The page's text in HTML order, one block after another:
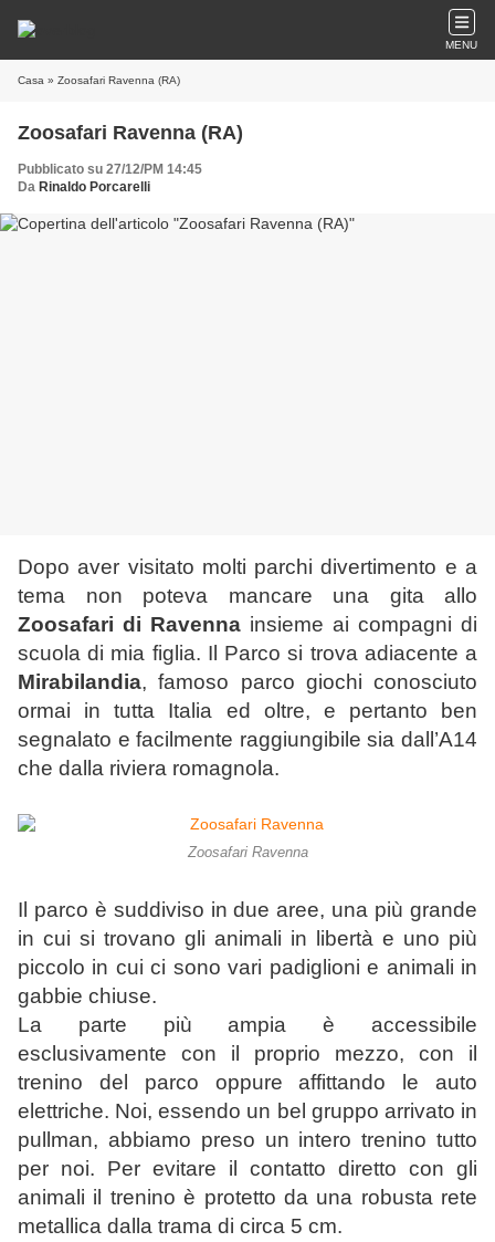
MENU
Casa » Zoosafari Ravenna (RA)
Zoosafari Ravenna (RA)
Pubblicato su 27/12/PM 14:45
Da Rinaldo Porcarelli
Dopo aver visitato molti parchi divertimento e a
tema non poteva mancare una gita allo
Zoosafari di Ravenna insieme ai compagni di
scuola di mia figlia. Il Parco si trova adiacente a
Mirabilandia, famoso parco giochi conosciuto
ormai in tutta Italia ed oltre, e pertanto ben
segnalato e facilmente raggiungibile sia dall’A14
che dalla riviera romagnola.
Zoosafari Ravenna
Il parco è suddiviso in due aree, una più grande
in cui si trovano gli animali in libertà e uno più
piccolo in cui ci sono vari padiglioni e animali in
gabbie chiuse.
La parte più ampia è accessibile
esclusivamente con il proprio mezzo, con il
trenino del parco oppure affittando le auto
elettriche. Noi, essendo un bel gruppo arrivato in
pullman, abbiamo preso un intero trenino tutto
per noi. Per evitare il contatto diretto con gli
animali il trenino è protetto da una robusta rete
metallica dalla trama di circa 5 cm.